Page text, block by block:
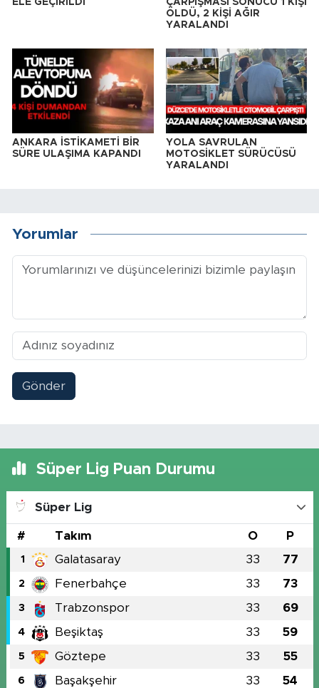
ELE GEÇİRİLDİ
ÇARPIŞMASI SONUCU 1 KİŞİ
ÖLDÜ, 2 KİŞİ AĞIR
YARALANDI
ANKARA İSTİKAMETİ BİR
SÜRE ULAŞIMA KAPANDI
YOLA SAVRULAN
MOTOSİKLET SÜRÜCÜSÜ
YARALANDI
Yorumlar
Gönder
Süper Lig Puan Durumu
Süper Lig
# Takım O P
1 Galatasaray 33 77
2 Fenerbahçe 33 73
3 Trabzonspor 33 69
4 Beşiktaş 33 59
5 Göztepe 33 55
6 Başakşehir 33 54